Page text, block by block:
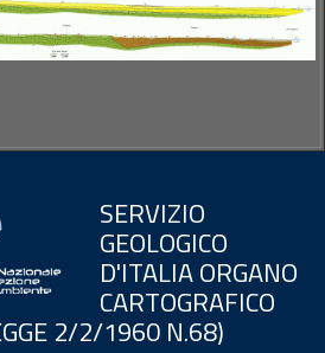
SERVIZIO
GEOLOGICO
D'ITALIA ORGANO
CARTOGRAFICO
2/2/1960 N.68)